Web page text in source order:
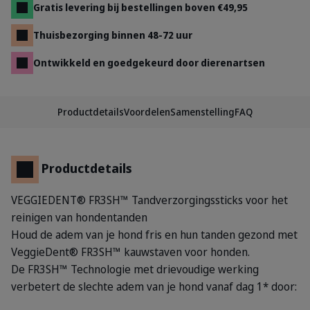
Gratis levering bij bestellingen boven €49,95
Thuisbezorging binnen 48-72 uur
Ontwikkeld en goedgekeurd door dierenartsen
ProductdetailsVoordelenSamenstellingFAQ
Productdetails
VEGGIEDENT® FR3SH™ Tandverzorgingssticks voor het
reinigen van hondentanden
Houd de adem van je hond fris en hun tanden gezond met
VeggieDent® FR3SH™ kauwstaven voor honden.
De FR3SH™ Technologie met drievoudige werking
verbetert de slechte adem van je hond vanaf dag 1* door: